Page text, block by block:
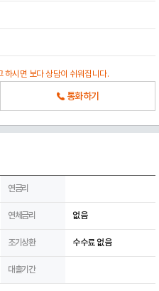
하시면 보다 상담이 쉬워집니다.
통화하기
연금리
연체금리 없음
조기상환 수수료 없음
대출기간